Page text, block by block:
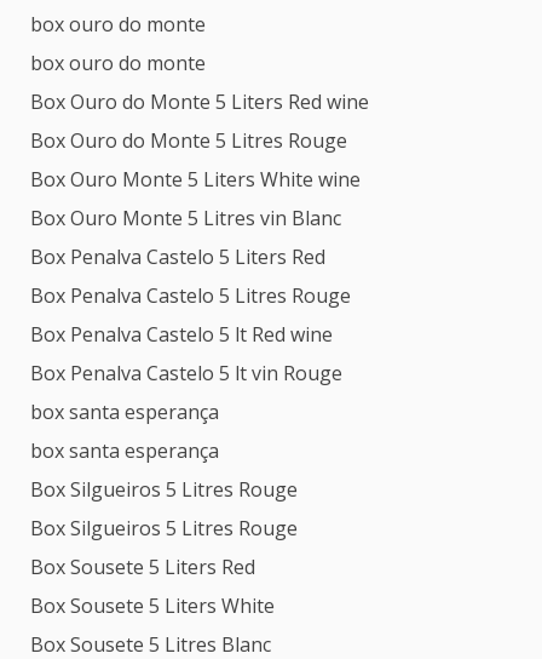
box ouro do monte
box ouro do monte
Box Ouro do Monte 5 Liters Red wine
Box Ouro do Monte 5 Litres Rouge
Box Ouro Monte 5 Liters White wine
Box Ouro Monte 5 Litres vin Blanc
Box Penalva Castelo 5 Liters Red
Box Penalva Castelo 5 Litres Rouge
Box Penalva Castelo 5 lt Red wine
Box Penalva Castelo 5 lt vin Rouge
box santa esperança
box santa esperança
Box Silgueiros 5 Litres Rouge
Box Silgueiros 5 Litres Rouge
Box Sousete 5 Liters Red
Box Sousete 5 Liters White
Box Sousete 5 Litres Blanc